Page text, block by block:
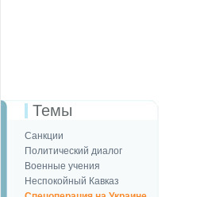
Темы
Санкции
Политический диалог
Военные учения
Неспокойный Кавказ